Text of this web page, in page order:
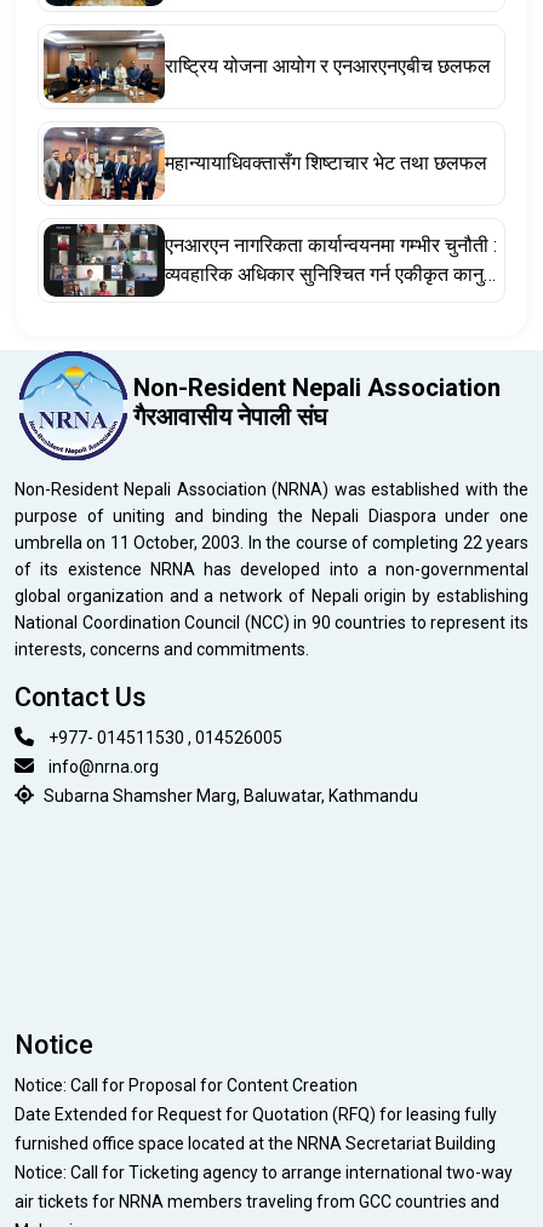
राष्ट्रिय योजना आयोग र एनआरएनएबीच छलफल
महान्यायाधिवक्तासँग शिष्टाचार भेट तथा छलफल
एनआरएन नागरिकता कार्यान्वयनमा गम्भीर चुनौती :
व्यवहारिक अधिकार सुनिश्चित गर्न एकीकृत कानुन
Non-Resident Nepali Association
गैरआवासीय नेपाली संघ
Non-Resident Nepali Association (NRNA) was established with the
purpose of uniting and binding the Nepali Diaspora under one
umbrella on 11 October, 2003. In the course of completing 22 years
of its existence NRNA has developed into a non-governmental
global organization and a network of Nepali origin by establishing
National Coordination Council (NCC) in 90 countries to represent its
interests, concerns and commitments.
Contact Us
+977- 014511530 , 014526005
info@nrna.org
Subarna Shamsher Marg, Baluwatar, Kathmandu
Notice
Notice: Call for Proposal for Content Creation
Date Extended for Request for Quotation (RFQ) for leasing fully
furnished office space located at the NRNA Secretariat Building
Notice: Call for Ticketing agency to arrange international two-way
air tickets for NRNA members traveling from GCC countries and